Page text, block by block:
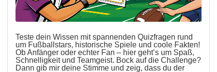
Teste dein Wissen mit spannenden Quizfragen rund
um Fußballstars, historische Spiele und coole Fakten!
Ob Anfänger oder echter Fan – hier geht’s um Spaß,
Schnelligkeit und Teamgeist. Bock auf die Challenge?
Dann gib mir deine Stimme und zeig, dass du der